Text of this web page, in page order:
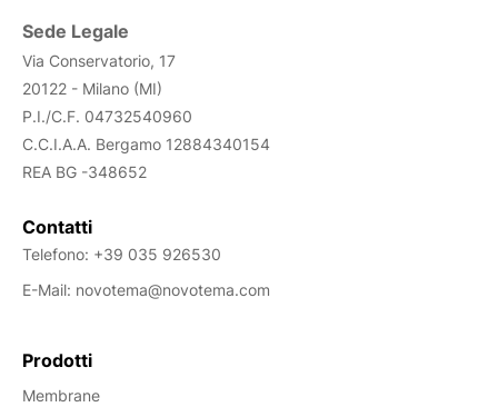
Sede Legale
Via Conservatorio, 17
20122 - Milano (MI)
P.I./C.F. 04732540960
C.C.I.A.A. Bergamo 12884340154
REA BG -348652
Contatti
Telefono: +39 035 926530
E-Mail: novotema@novotema.com
Prodotti
Membrane